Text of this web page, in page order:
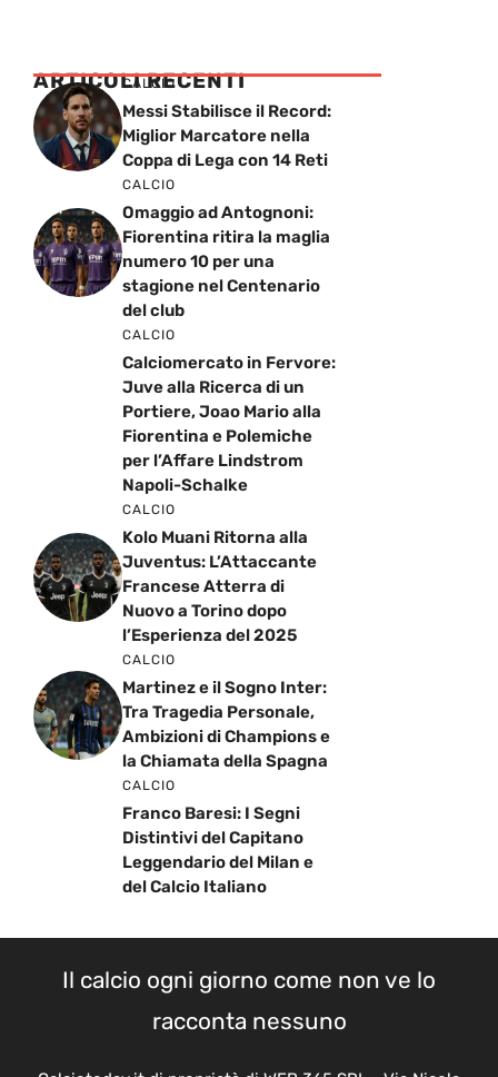
ARTICOLI RECENTI
CALCIO
Messi Stabilisce il Record:
Miglior Marcatore nella
Coppa di Lega con 14 Reti
CALCIO
Omaggio ad Antognoni:
Fiorentina ritira la maglia
numero 10 per una
stagione nel Centenario
del club
CALCIO
Calciomercato in Fervore:
Juve alla Ricerca di un
Portiere, Joao Mario alla
Fiorentina e Polemiche
per l’Affare Lindstrom
Napoli-Schalke
CALCIO
Kolo Muani Ritorna alla
Juventus: L’Attaccante
Francese Atterra di
Nuovo a Torino dopo
l’Esperienza del 2025
CALCIO
Martinez e il Sogno Inter:
Tra Tragedia Personale,
Ambizioni di Champions e
la Chiamata della Spagna
CALCIO
Franco Baresi: I Segni
Distintivi del Capitano
Leggendario del Milan e
del Calcio Italiano
Il calcio ogni giorno come non ve lo
racconta nessuno